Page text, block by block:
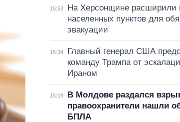
15:53
На Херсонщине расширили
населенных пунктов для
эвакуации
15:34
Главный генерал США
команду Трампа от
Ираном
15:09
В Молдове раздался
правоохранители нашли
БПЛА